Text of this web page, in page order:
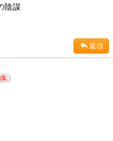
陰謀
返信